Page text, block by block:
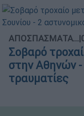
ΑΠΟΣΠΑΣΜΑΤΑ...|
Σοβαρό
στην Αθηνών -
τραυματίες